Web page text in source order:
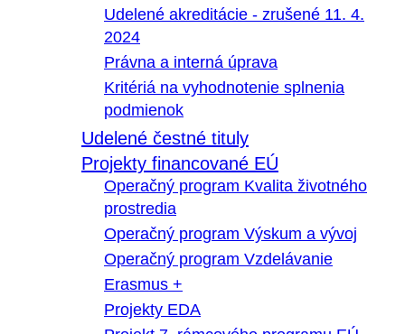
Udelené akreditácie - zrušené 11. 4.
2024
Právna a interná úprava
Kritériá na vyhodnotenie splnenia
podmienok
Udelené čestné tituly
Projekty financované EÚ
Operačný program Kvalita životného
prostredia
Operačný program Výskum a vývoj
Operačný program Vzdelávanie
Erasmus +
Projekty EDA